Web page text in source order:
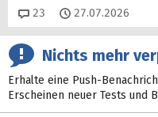
23 Kommentare
27.07.2026
Nichts mehr
Erhalte eine Push-
Erscheinen neuer Tests und